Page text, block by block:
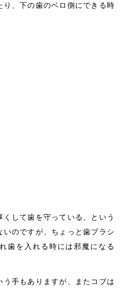
り、下の歯のベロ側にできる時
して歯を守っている、という
のですが、ちょっと歯ブラシ
歯を入れる時には邪魔になる
う手もありますが、またコブは